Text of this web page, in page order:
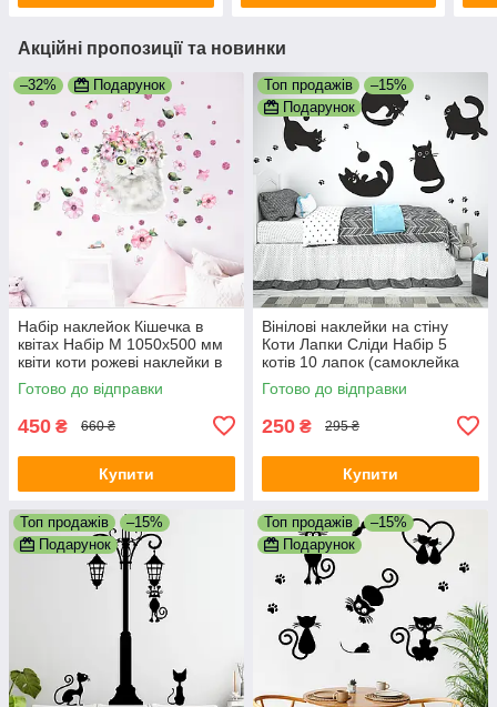
Акційні пропозиції та новинки
–32% Подарунок
Набір наклейок Кішечка в
квітах Набір М 1050х500 мм
квіти коти рожеві наклейки в
дитячу самоклейку матову
Готово до відправки
450 ₴ 660 ₴
Купити
Топ продажів
–15%
Подарунок
Вінілові наклейки на стіну
Коти Лапки Сліди Набір 5
котів 10 лапок (самоклейка
декор дитячої) матова
Чорний
Готово до відправки
250 ₴ 295 ₴
Купити
Топ продажів
–15%
Подарунок
Топ продажів
–15%
Подарунок